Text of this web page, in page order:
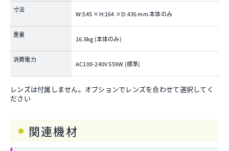
寸法
W:545 ×H:164 ×D:436 mm 本体のみ
重量
16.8kg (本体のみ)
消費電力
AC100-240V 559W (標準)
レンズは付属しません。オプションでレンズを合わせて選択してく
ださい
関連機材